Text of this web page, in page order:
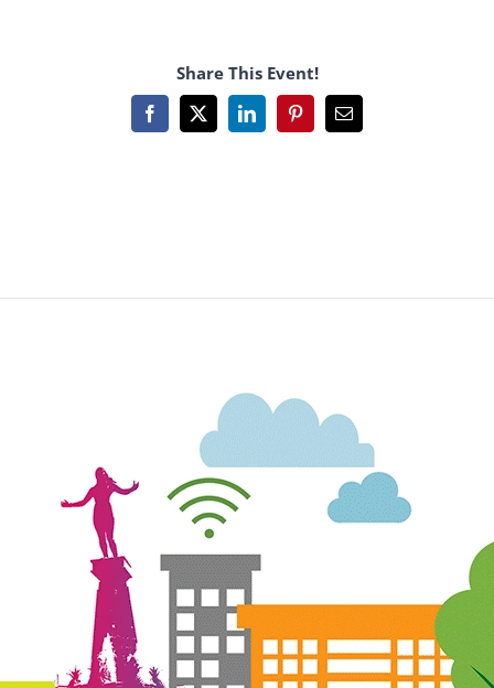
Share This Event!
Facebook
X LinkedInPinterestEmail